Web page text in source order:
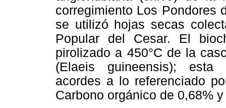
corregimiento Los Pondores
se utilizó hojas secas
Popular del Cesar. El
pirolizado a 450°C de la
(Elaeis guineensis); esta
acordes a lo referenciado
Carbono orgánico de 0,68%